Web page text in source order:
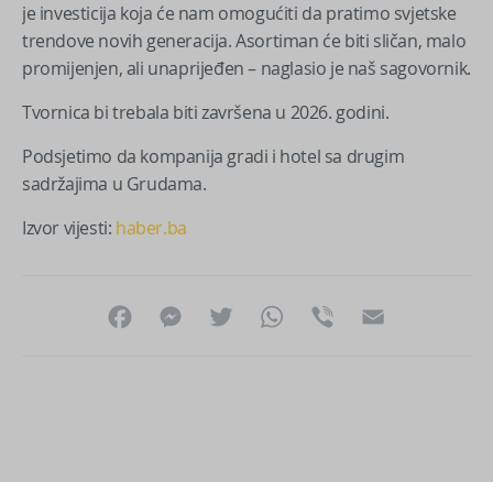
je investicija koja će nam omogućiti da pratimo svjetske
trendove novih generacija. Asortiman će biti sličan, malo
promijenjen, ali unaprijeđen – naglasio je naš sagovornik.
Tvornica bi trebala biti završena u 2026. godini.
Podsjetimo da kompanija gradi i hotel sa drugim
sadržajima u Grudama.
Izvor vijesti: haber.ba
FacebookMessenger
Twitter WhatsApp
Viber